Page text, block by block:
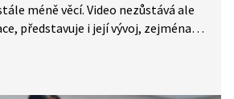
méně věcí. Video nezůstává ale
představuje i její vývoj, zejména